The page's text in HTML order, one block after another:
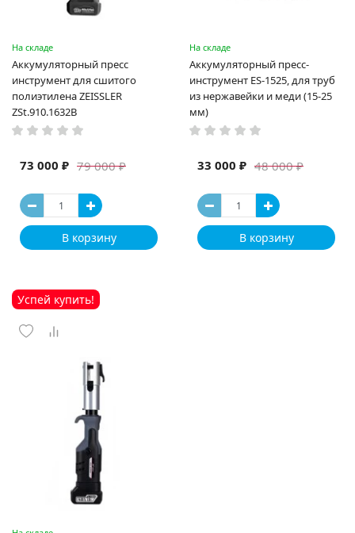
На складе
Аккумуляторный пресс
инструмент для сшитого
полиэтилена ZEISSLER
ZSt.910.1632B
79 000 ₽
73 000 ₽
В корзину
На складе
Аккумуляторный пресс-
инструмент ES-1525, для труб
из нержавейки и меди (15-25
мм)
48 000 ₽
33 000 ₽
В корзину
Успей купить!